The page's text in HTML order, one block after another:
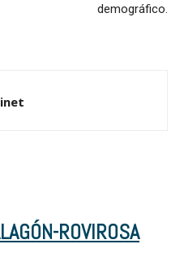
demográfico.
ROVIROSA